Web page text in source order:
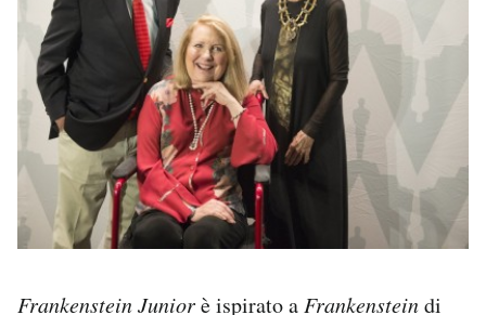
Frankenstein Juniorè ispirato a Frankensteindi